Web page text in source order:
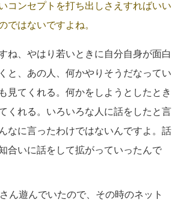
コンセプトを打ち出しさえすればいい
ではないですよね。
ね、やはり若いときに自分自身が面白
と、あの人、何かやりそうだなってい
見てくれる。何かをしようとしたとき
くれる。いろいろな人に話をしたと言
なに言ったわけではないんですよ。話
合いに話をして拡がっていったんで
ん遊んでいたので、その時のネット